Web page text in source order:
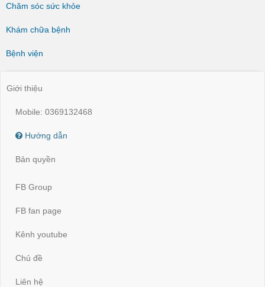
Chăm sóc sức khỏe
Khám chữa bệnh
Bệnh viện
Giới thiệu
Mobile: 0369132468
Hướng dẫn
Bản quyền
FB Group
FB fan page
Kênh youtube
Chủ đề
Liên hệ